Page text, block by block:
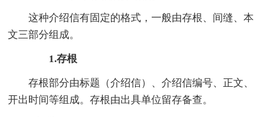
这种介绍信有固定的格式，一般由存根、间缝、本
文三部分组成。
1.存根
存根部分由标题（介绍信）、介绍信编号、正文、
开出时间等组成。存根由出具单位留存备查。